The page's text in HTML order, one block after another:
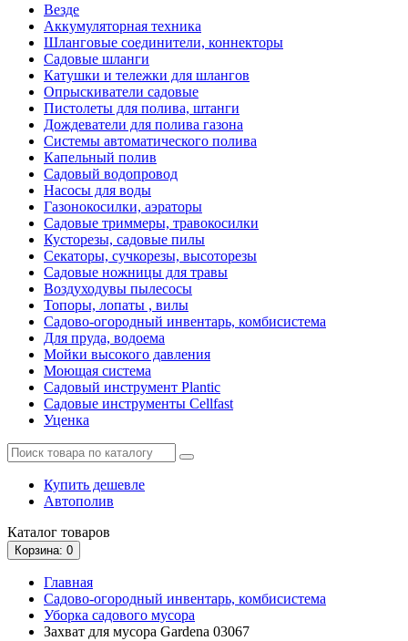
Везде
Аккумуляторная техника
Шланговые соединители, коннекторы
Садовые шланги
Катушки и тележки для шлангов
Опрыскиватели садовые
Пистолеты для полива, штанги
Дождеватели для полива газона
Системы автоматического полива
Капельный полив
Садовый водопровод
Насосы для воды
Газонокосилки, аэраторы
Садовые триммеры, травокосилки
Кусторезы, садовые пилы
Секаторы, сучкорезы, высоторезы
Садовые ножницы для травы
Воздуходувы пылесосы
Топоры, лопаты , вилы
Садово-огородный инвентарь, комбисистема
Для пруда, водоема
Мойки высокого давления
Моющая система
Садовый инструмент Plantic
Садовые инструменты Cellfast
Уценка
Купить дешевле
Автополив
Каталог товаров
Корзина: 0
Главная
Садово-огородный инвентарь, комбисистема
Уборка садового мусора
Захват для мусора Gardena 03067